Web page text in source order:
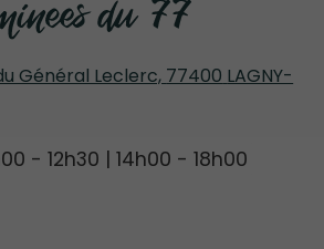
Général Leclerc, 77400 LAGNY-
- 12h30 | 14h00 - 18h00